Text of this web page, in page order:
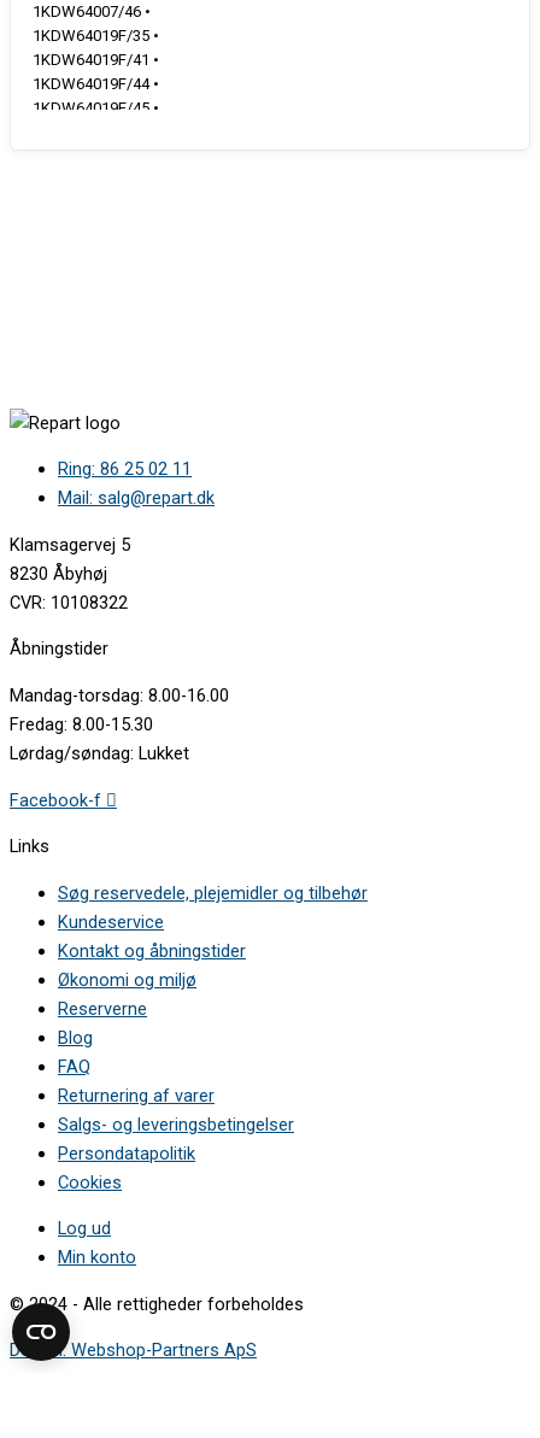
1KDW64007/46 •
1KDW64019F/35 •
1KDW64019F/41 •
1KDW64019F/44 •
1KDW64019F/45 •
1KDW64019F/47 •
1KDW64019U/46 •
3VF304NA/88 •
3VF304NA/97 •
3VF304NA/B3 •
3VF304NA/B4 •
3VF305NA/01 •
3VF305NA/D2 •
3VF305NA/D5 •
3VF703XA/85 •
3VF703XA/88 •
3VF703XA/97 •
3VF703XA/98 •
3VF703XA/B4 •
3VF704XA/29 •
3VF704XA/E2 •
3VF784XA/85 •
3VF784XA/88 •
3VF784XA/97 •
3VF784XA/98 •
3VF785XA/B3 •
3VF785XA/B4 •
3VF786XA/01 •
3VF786XA/29 •
3VF786XA/D9 •
3VH384NA/85 •
3VH384NA/88 •
3VH384NA/92 •
3VH384NA/97 •
3VH384NA/98 •
3VH384NA/A3 •
Ring: 86 25 02 11
Mail: salg@repart.dk
Klamsagervej 5
8230 Åbyhøj
CVR: 10108322
Åbningstider
Mandag-torsdag: 8.00-16.00
Fredag: 8.00-15.30
Lørdag/søndag: Lukket
Facebook-f
Links
Søg reservedele, plejemidler og tilbehør
Kundeservice
Kontakt og åbningstider
Økonomi og miljø
Reserverne
Blog
FAQ
Returnering af varer
Salgs- og leveringsbetingelser
Persondatapolitik
Cookies
Log ud
Min konto
© 2024 - Alle rettigheder forbeholdes
Design: Webshop-Partners ApS